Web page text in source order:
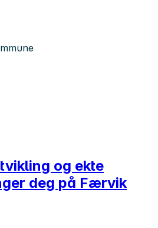
og ekte
deg på Færvik